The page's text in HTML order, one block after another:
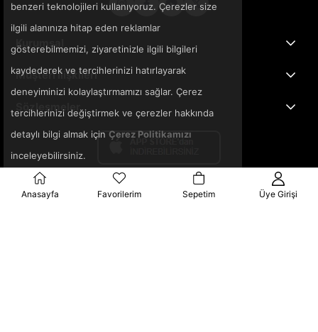
Kurumsal
Müşteri İlişkileri
Sözleşmeler
benzeri teknolojileri kullanıyoruz. Çerezler size
ilgili alanınıza hitap eden reklamlar
gösterebilmemizi, ziyaretinizle ilgili bilgileri
kaydederek ve tercihlerinizi hatırlayarak
deneyiminizi kolaylaştırmamızı sağlar. Çerez
tercihlerinizi değiştirmek ve çerezler hakkında
detaylı bilgi almak için Çerez Politikamızı
inceleyebilirsiniz.
Anasayfa Favorilerim Sepetim Üye Girişi